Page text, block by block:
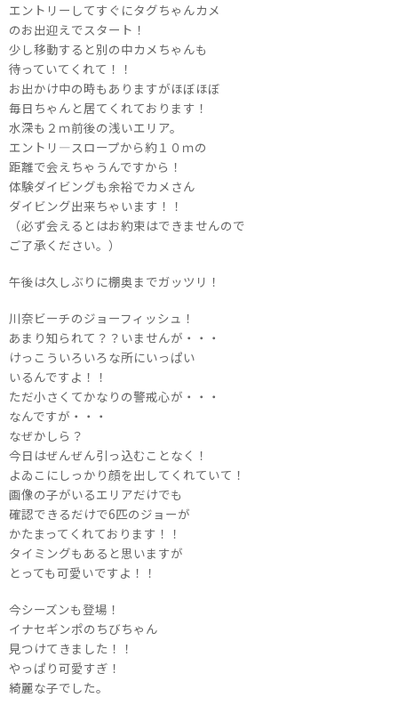
エントリーしてすぐにタグちゃんカメ
のお出迎えでスタート！
少し移動すると別の中カメちゃんも
待っていてくれて！！
お出かけ中の時もありますがほぼほぼ
毎日ちゃんと居てくれております！
水深も２ｍ前後の浅いエリア。
エントリ―スロープから約１０ｍの
距離で会えちゃうんですから！
体験ダイビングも余裕でカメさん
ダイビング出来ちゃいます！！
（必ず会えるとはお約束はできませんので
ご了承ください。）
午後は久しぶりに棚奥までガッツリ！
川奈ビーチのジョーフィッシュ！
あまり知られて？？いませんが・・・
けっこういろいろな所にいっぱい
いるんですよ！！
ただ小さくてかなりの警戒心が・・・
なんですが・・・
なぜかしら？
今日はぜんぜん引っ込むことなく！
よゐこにしっかり顔を出してくれていて！
画像の子がいるエリアだけでも
確認できるだけで6匹のジョーが
かたまってくれております！！
タイミングもあると思いますが
とっても可愛いですよ！！
今シーズンも登場！
イナセギンポのちびちゃん
見つけてきました！！
やっぱり可愛すぎ！
綺麗な子でした。